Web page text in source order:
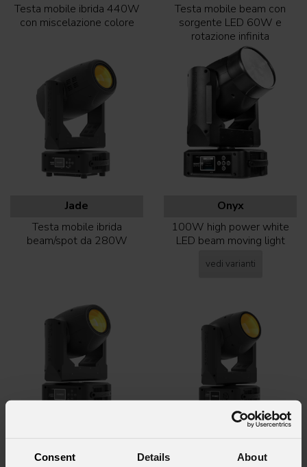
Consent Details About
Testa mobile ibrida 440W
con miscelazione colore
Testa mobile beam con
sorgente LED 60W e
rotazione infinita
Jade
Testa mobile ibrida
beam/spot da 280W
Onyx
100W high power white
LED beam moving light
vedi varianti
Proiettore beam compatto
Testa mobile beam LED